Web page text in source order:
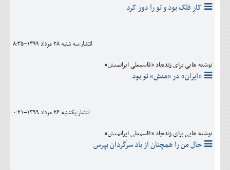
کلینیک
فرهنگی و هنری
خانه
کارِ فلک بود و تو را دور کرد
انتشار:سه شنبه 28 مرداد 1399-8:35
نوشته هایی برای زنده‌یاد «قاسمعلی ایرانمنش»
«ایران» در «منش» تو بود
انتشار:يکشنبه 26 مرداد 1399-0:21
نوشته هایی برای زنده‌یاد «قاسمعلی ایرانمنش»
حال من را همچنان از باد سرگردان بپرس